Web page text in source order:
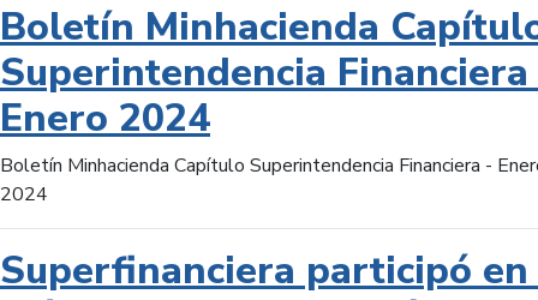
Boletín Minhacienda
Superintendencia
Enero 2024
Boletín Minhacienda Capítulo Superintendencia Financiera -
2024
Superfinanciera participó